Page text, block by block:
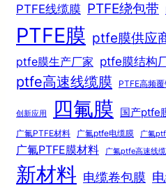
PTFE线缆膜 PTFE绕包带
PTFE膜 ptfe膜供应
ptfe膜生产厂家 ptfe膜结构
ptfe高速线缆膜 PTFE高频
创新应用 四氟膜 国产ptfe
广氟PTFE材料 广氟ptfe电缆膜 广氟
广氟PTFE膜材料 广氟ptfe高速线
新材料 电缆卷包膜